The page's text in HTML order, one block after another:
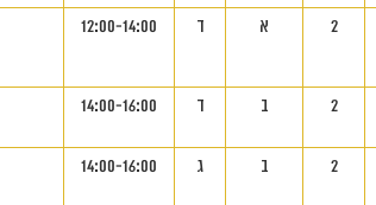
2 א ד 12:00-14:00
2 ב ד 14:00-16:00
2 ב ג 14:00-16:00